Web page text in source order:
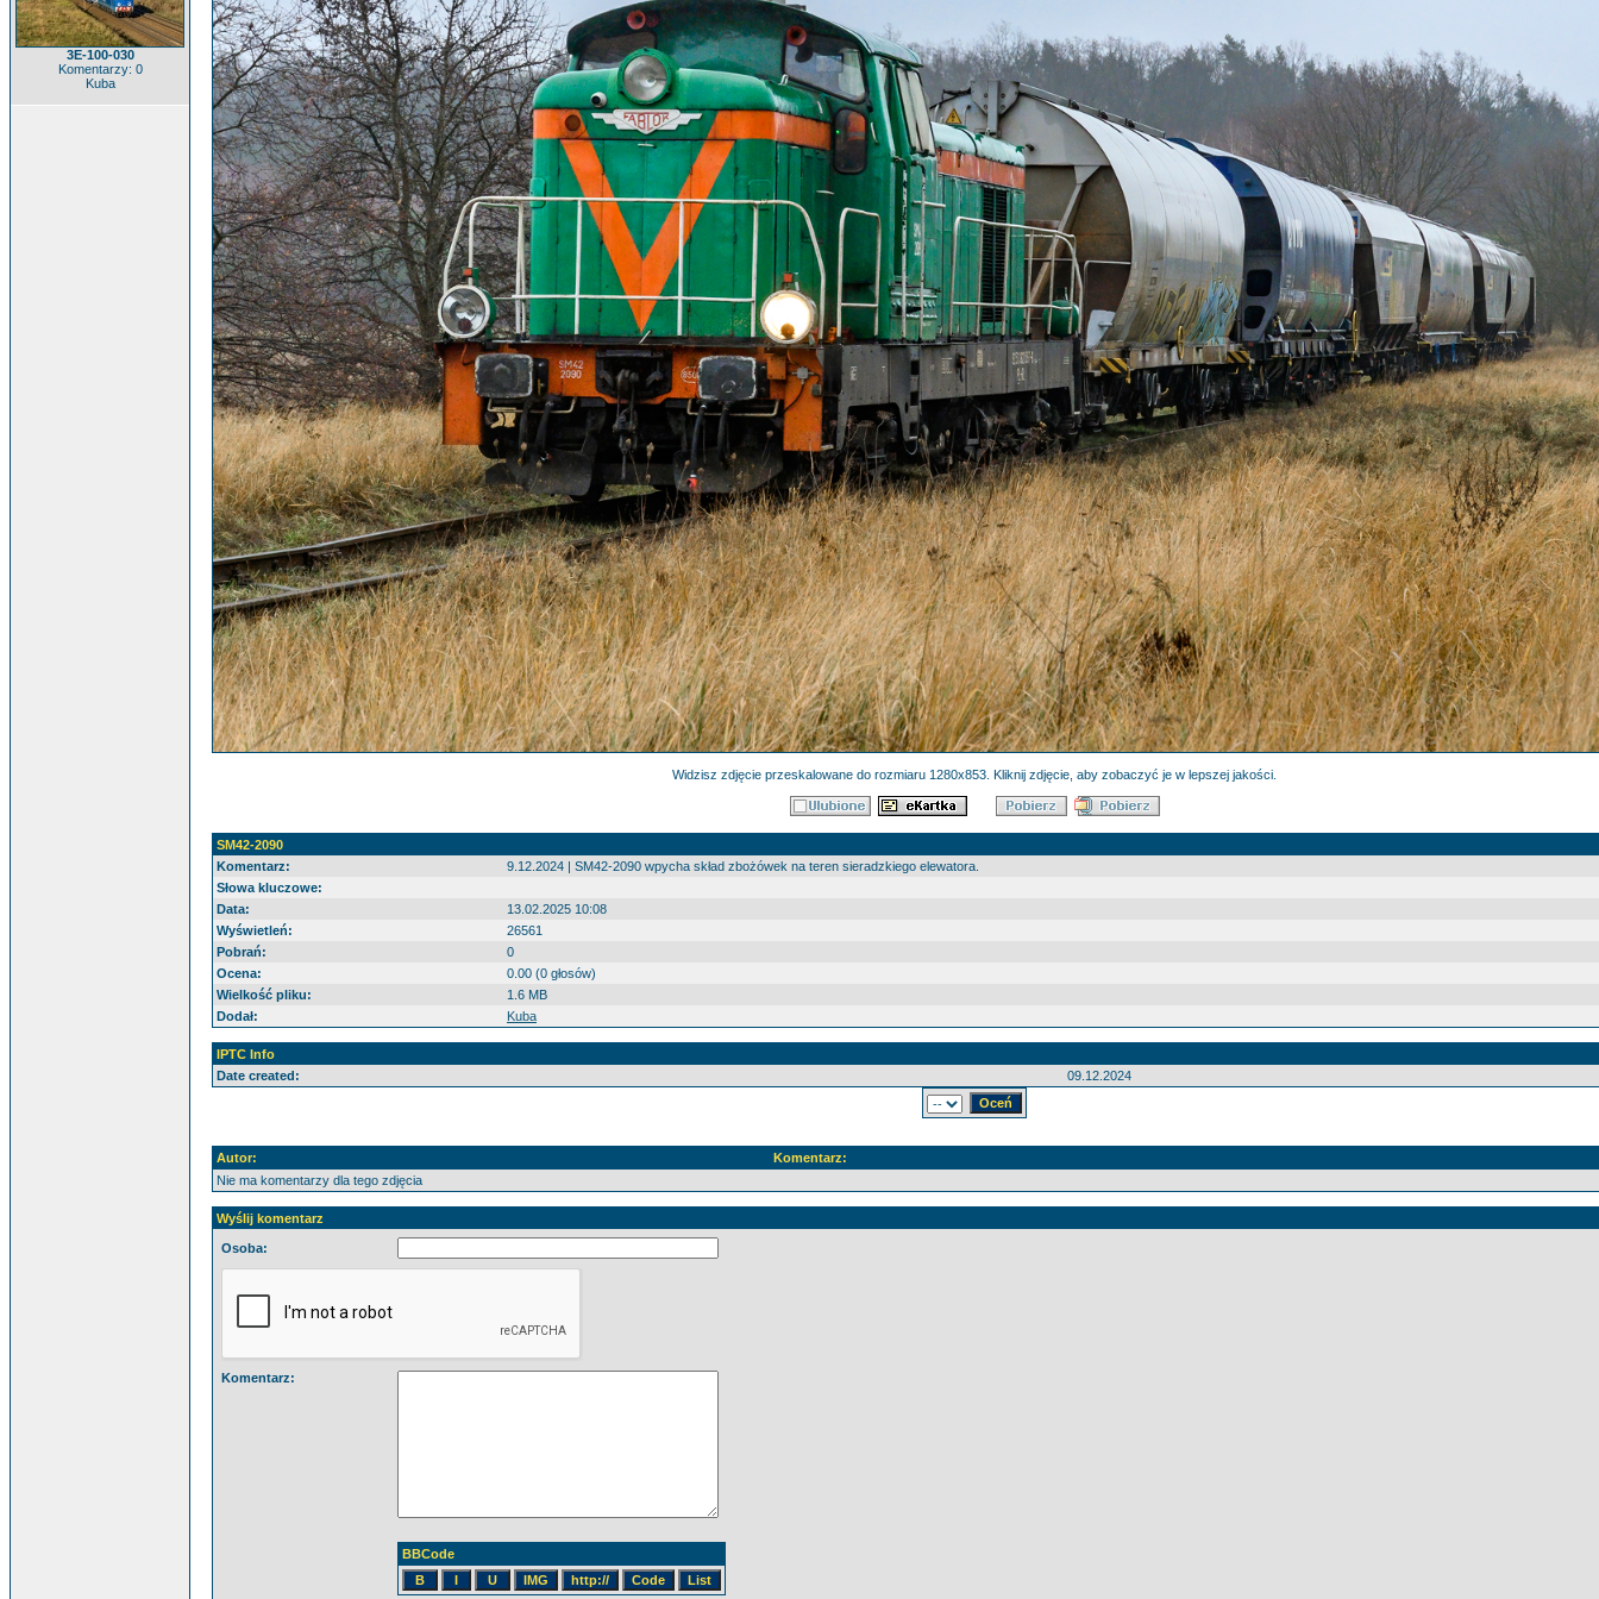
3E-100-030
Komentarzy: 0
Kuba
Widzisz zdjęcie przeskalowane do rozmiaru 1280x853. Kliknij zdjęcie, aby zobaczyć je w lepszej jakości.
SM42-2090
Komentarz:
9.12.2024 | SM42-2090 wpycha skład zbożówek na teren sieradzkiego elewatora.
Słowa kluczowe:
Data:
13.02.2025 10:08
Wyświetleń:
26561
Pobrań:
0
Ocena:
0.00 (0 głosów)
Wielkość pliku:
1.6 MB
Dodał:
Kuba
IPTC Info
Date created:
09.12.2024
Autor:
Komentarz:
Nie ma komentarzy dla tego zdjęcia
Wyślij komentarz
Osoba:
Komentarz:
BBCode